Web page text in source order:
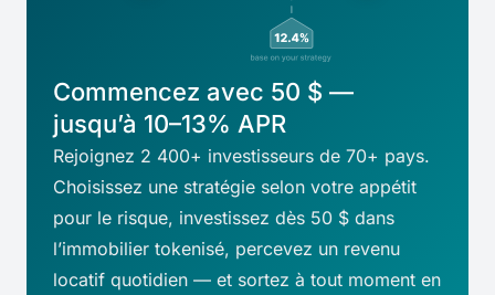
Commencez avec 50 $ —
jusqu’à 10–13% APR
Rejoignez 2 400+ investisseurs de 70+ pays.
Choisissez une stratégie selon votre appétit
pour le risque, investissez dès 50 $ dans
l’immobilier tokenisé, percevez un revenu
locatif quotidien — et sortez à tout moment en